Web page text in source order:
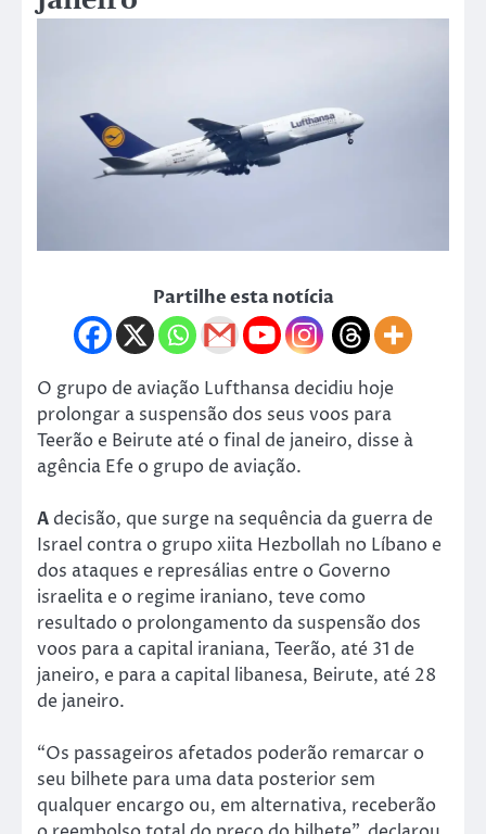
Partilhe esta notícia
O grupo de aviação Lufthansa decidiu hoje
prolongar a suspensão dos seus voos para
Teerão e Beirute até o final de janeiro, disse à
agência Efe o grupo de aviação.
A decisão, que surge na sequência da guerra de
Israel contra o grupo xiita Hezbollah no Líbano e
dos ataques e represálias entre o Governo
israelita e o regime iraniano, teve como
resultado o prolongamento da suspensão dos
voos para a capital iraniana, Teerão, até 31 de
janeiro, e para a capital libanesa, Beirute, até 28
de janeiro.
“Os passageiros afetados poderão remarcar o
seu bilhete para uma data posterior sem
qualquer encargo ou, em alternativa, receberão